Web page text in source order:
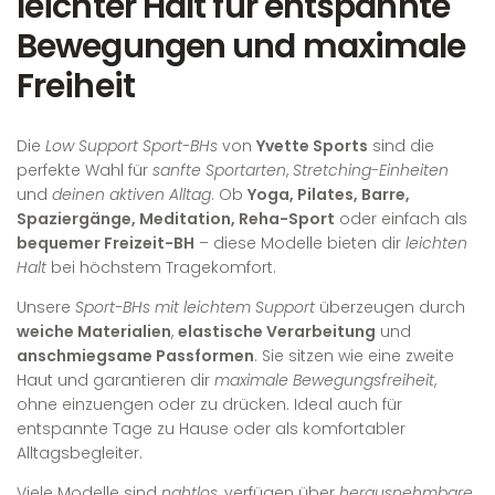
r
e
r
P
s
Bewegungen und maximale
Freiheit
Die Low Support Sport-BHs von Yvette Sports sind die
perfekte Wahl für sanfte Sportarten, Stretching-Einheiten
und deinen aktiven Alltag. Ob Yoga, Pilates, Barre,
Spaziergänge, Meditation, Reha-Sport oder einfach als
bequemer Freizeit-BH – diese Modelle bieten dir leichten
Halt bei höchstem Tragekomfort.
Unsere Sport-BHs mit leichtem Support überzeugen durch
weiche Materialien, elastische Verarbeitung und
anschmiegsame Passformen. Sie sitzen wie eine zweite
Haut und garantieren dir maximale Bewegungsfreiheit,
ohne einzuengen oder zu drücken. Ideal auch für
entspannte Tage zu Hause oder als komfortabler
Alltagsbegleiter.